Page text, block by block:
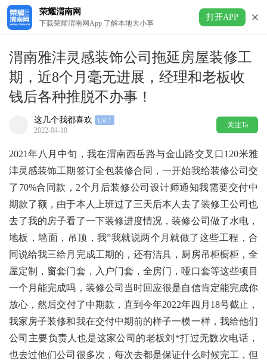
荣耀渭南网
下载荣耀渭南网App 了解本地大小事
打开APP
渭南雅沣灵感装饰公司拖延房屋装修工
期，近8个月毫无进展，经理和老板收
钱后各种推脱不办事！
这几个我都喜欢
2022-04-18
关注Ta
2021年八月中旬，我在渭南西岳路与金山路交叉口120米雅
沣灵感装饰工期签订全包装修合同，一开始我给装修公司交
了70%合同款，2个月后装修公司设计师通知我需要交付中
期款了额，由于本人上班过了三天后本人去了装修工公司也
去了我的房子看了一下装修进度情况，装修公司做了水电，
地板，墙面，吊顶，我”我就说两个月就做了这些工程，合
同说给我三给月完成工期的，还有洁具，厨房吊柜橱柜，全
屋定制，窗套门套，入户门套，全房门，哑口套等这些项目
一个月能完成吗，装修公司当时回应很是自信肯定能完成你
放心，然后交付了中期款，直到今年2022年四月18号截止，
我家房子装修和我在交付中期前的样子一模一样，我给他们
公司主要负责人也是这家公司的老板刘*打过无数次电话，
也去过他们公司很多次，每次去都是保证什么时候完工，但